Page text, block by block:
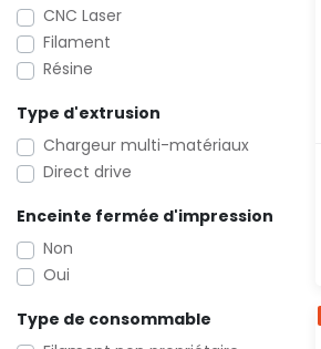
CNC Laser
Filament
Résine
Type d'extrusion
Chargeur multi-matériaux
Direct drive
Enceinte fermée d'impression
Non
Oui
Type de consommable